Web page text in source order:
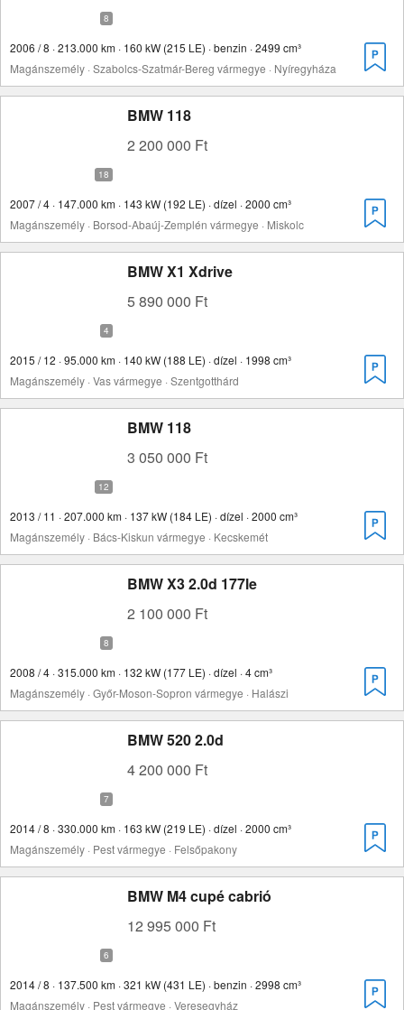
2006 / 8 · 213.000 km · 160 kW (215 LE) · benzin · 2499 cm³
Magánszemély · Szabolcs-Szatmár-Bereg vármegye · Nyíregyháza
BMW 118
2 200 000 Ft
2007 / 4 · 147.000 km · 143 kW (192 LE) · dízel · 2000 cm³
Magánszemély · Borsod-Abaúj-Zemplén vármegye · Miskolc
BMW X1 Xdrive
5 890 000 Ft
2015 / 12 · 95.000 km · 140 kW (188 LE) · dízel · 1998 cm³
Magánszemély · Vas vármegye · Szentgotthárd
BMW 118
3 050 000 Ft
2013 / 11 · 207.000 km · 137 kW (184 LE) · dízel · 2000 cm³
Magánszemély · Bács-Kiskun vármegye · Kecskemét
BMW X3 2.0d 177le
2 100 000 Ft
2008 / 4 · 315.000 km · 132 kW (177 LE) · dízel · 4 cm³
Magánszemély · Győr-Moson-Sopron vármegye · Halászi
BMW 520 2.0d
4 200 000 Ft
2014 / 8 · 330.000 km · 163 kW (219 LE) · dízel · 2000 cm³
Magánszemély · Pest vármegye · Felsőpakony
BMW M4 cupé cabrió
12 995 000 Ft
2014 / 8 · 137.500 km · 321 kW (431 LE) · benzin · 2998 cm³
Magánszemély · Pest vármegye · Veresegyház